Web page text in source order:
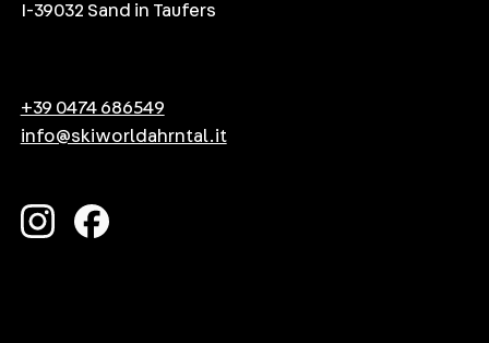
I-39032 Sand in Taufers
+39 0474 686549
info@skiworldahrntal.it